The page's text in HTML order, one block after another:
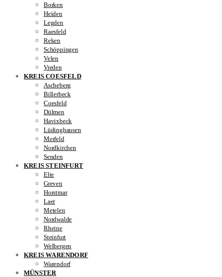
Borken
Heiden
Legden
Raesfeld
Reken
Schöppingen
Velen
Vreden
KREIS COESFELD
Ascheberg
Billerbeck
Coesfeld
Dülmen
Havixbeck
Lüdinghausen
Merfeld
Nordkirchen
Senden
KREIS STEINFURT
Elte
Greven
Horstmar
Laer
Metelen
Nordwalde
Rheine
Steinfurt
Welbergen
KREIS WARENDORF
Warendorf
MÜNSTER